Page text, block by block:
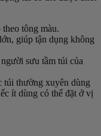
tông màu.
giúp tận dụng không
sưu tầm túi của
túi thường xuyên dùng
ít dùng có thể đặt ở vị